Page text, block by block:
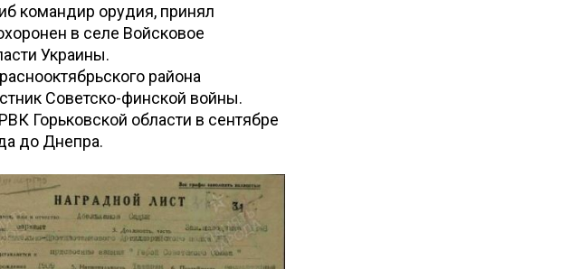
командир орудия, принял
в селе Войсковое
Украины.
района
Советско-финской войны.
Горьковской области в сентябре
до Днепра.